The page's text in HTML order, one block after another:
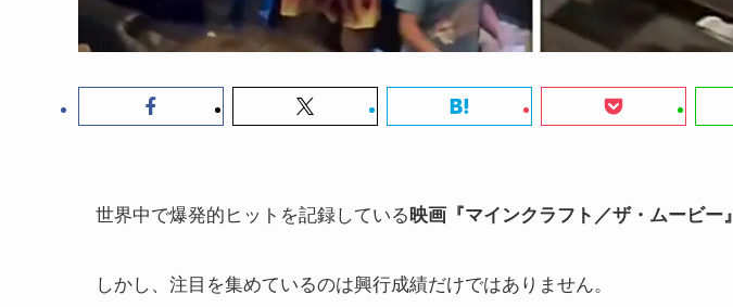
世界中で爆発的ヒットを記録している映画『マインクラフト／ザ・ムービー』
しかし、注目を集めているのは興行成績だけではありません。